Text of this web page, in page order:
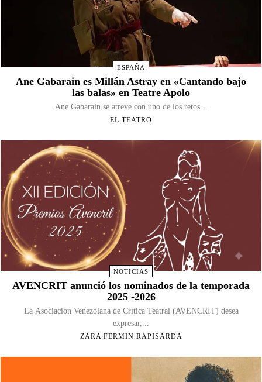
ESPAÑA
Ane Gabarain es Millán Astray en «Cantando bajo
las balas» en Teatre Apolo
Ane Gabarain se atreve con uno de los retos...
EL TEATRO
NOTICIAS
AVENCRIT anunció los nominados de la temporada
2025 -2026
La Asociación Venezolana de Crítica Teatral (AVENCRIT) desea
expresar,...
ZARA FERMIN RAPISARDA